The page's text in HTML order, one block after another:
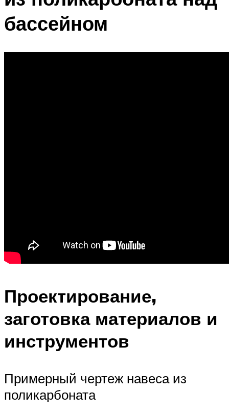
бассейном
Проектирование,
заготовка материалов и
инструментов
Примерный чертеж навеса из
поликарбоната